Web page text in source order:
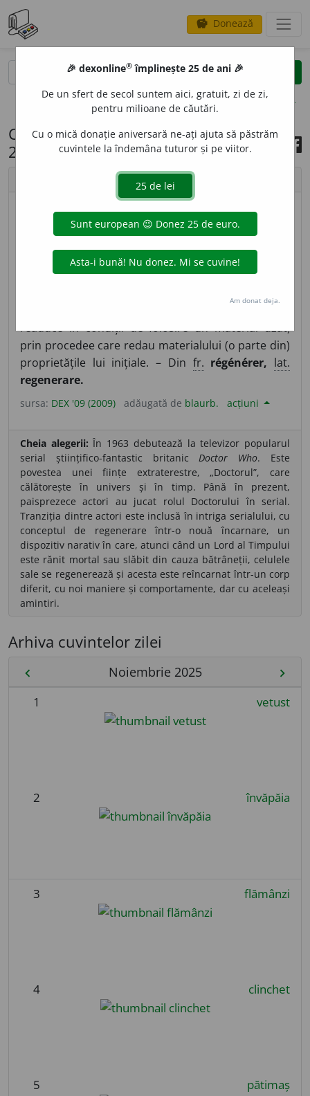
savings Donează
opțiuni
Cuvântul zilei, 23 noiembrie
2025
© imagine
REGENERA, regenerez, vb.I.1. Refl.(Despre organe
sau țesuturi) A se reface.2. Tranz.șirefl.
readuce în condiții de folosire un material uzat,
prin procedee care redau materialului (o parte din)
proprietățile lui inițiale. – Din fr. régénérer, lat.
regenerare.
sursa: DEX '09 (2009) adăugată de blaurb. acțiuni
Cheia alegerii: În 1963 debutează la televizor popularul
serial științifico-fantastic britanic Doctor Who. Este
povestea unei ființe extraterestre, „Doctorul”, care
călătorește în univers și în timp. Până în prezent,
paisprezece actori au jucat rolul Doctorului în serial.
Tranziția dintre actori este inclusă în intriga serialului, cu
conceptul de regenerare într-o nouă încarnare, un
dispozitiv narativ în care, atunci când un Lord al Timpului
este rănit mortal sau slăbit din cauza bătrâneții, celulele
sale se regenerează și acesta este reîncarnat într-un corp
diferit, cu noi maniere și comportamente, dar cu aceleași
amintiri.
Arhiva cuvintelor zilei
chevron_left Noiembrie 2025 chevron_right
1 vetust
2 învăpăia
3 flămânzi
4 clinchet
5 pătimaș
🎉 dexonline® împlinește 25 de ani 🎉
De un sfert de secol suntem aici, gratuit, zi de zi,
pentru milioane de căutări.
Cu o mică donație aniversară ne-ați ajuta să păstrăm
cuvintele la îndemâna tuturor și pe viitor.
Am donat deja.